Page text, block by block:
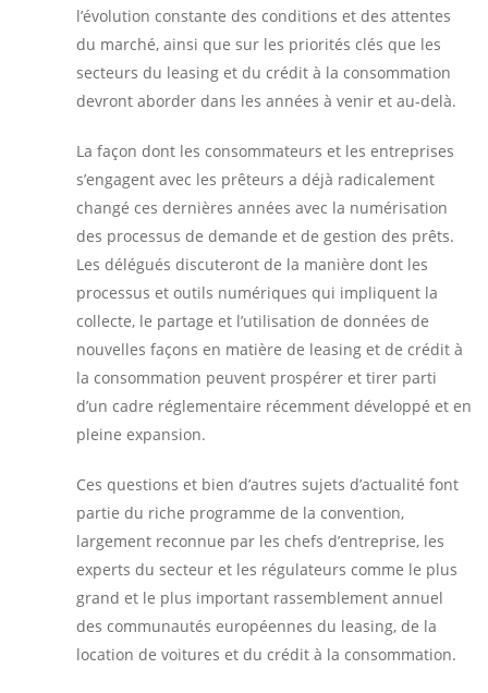
l’évolution constante des conditions et des attentes
du marché, ainsi que sur les priorités clés que les
secteurs du leasing et du crédit à la consommation
devront aborder dans les années à venir et au-delà.
La façon dont les consommateurs et les entreprises
s’engagent avec les prêteurs a déjà radicalement
changé ces dernières années avec la numérisation
des processus de demande et de gestion des prêts.
Les délégués discuteront de la manière dont les
processus et outils numériques qui impliquent la
collecte, le partage et l’utilisation de données de
nouvelles façons en matière de leasing et de crédit à
la consommation peuvent prospérer et tirer parti
d’un cadre réglementaire récemment développé et en
pleine expansion.
Ces questions et bien d’autres sujets d’actualité font
partie du riche programme de la convention,
largement reconnue par les chefs d’entreprise, les
experts du secteur et les régulateurs comme le plus
grand et le plus important rassemblement annuel
des communautés européennes du leasing, de la
location de voitures et du crédit à la consommation.